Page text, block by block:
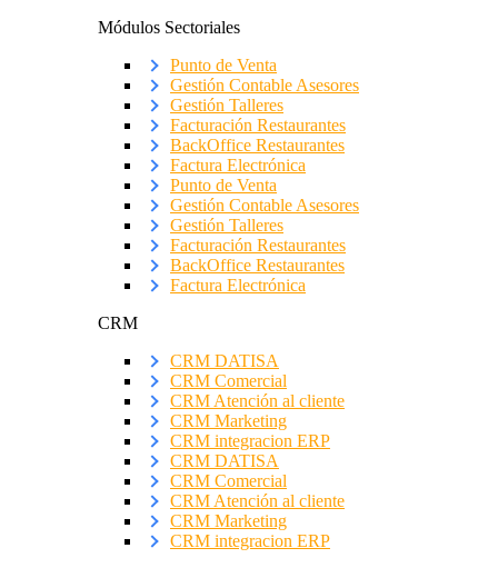
Módulos Sectoriales
Punto de Venta
Gestión Contable Asesores
Gestión Talleres
Facturación Restaurantes
BackOffice Restaurantes
Factura Electrónica
Punto de Venta
Gestión Contable Asesores
Gestión Talleres
Facturación Restaurantes
BackOffice Restaurantes
Factura Electrónica
CRM
CRM DATISA
CRM Comercial
CRM Atención al cliente
CRM Marketing
CRM integracion ERP
CRM DATISA
CRM Comercial
CRM Atención al cliente
CRM Marketing
CRM integracion ERP